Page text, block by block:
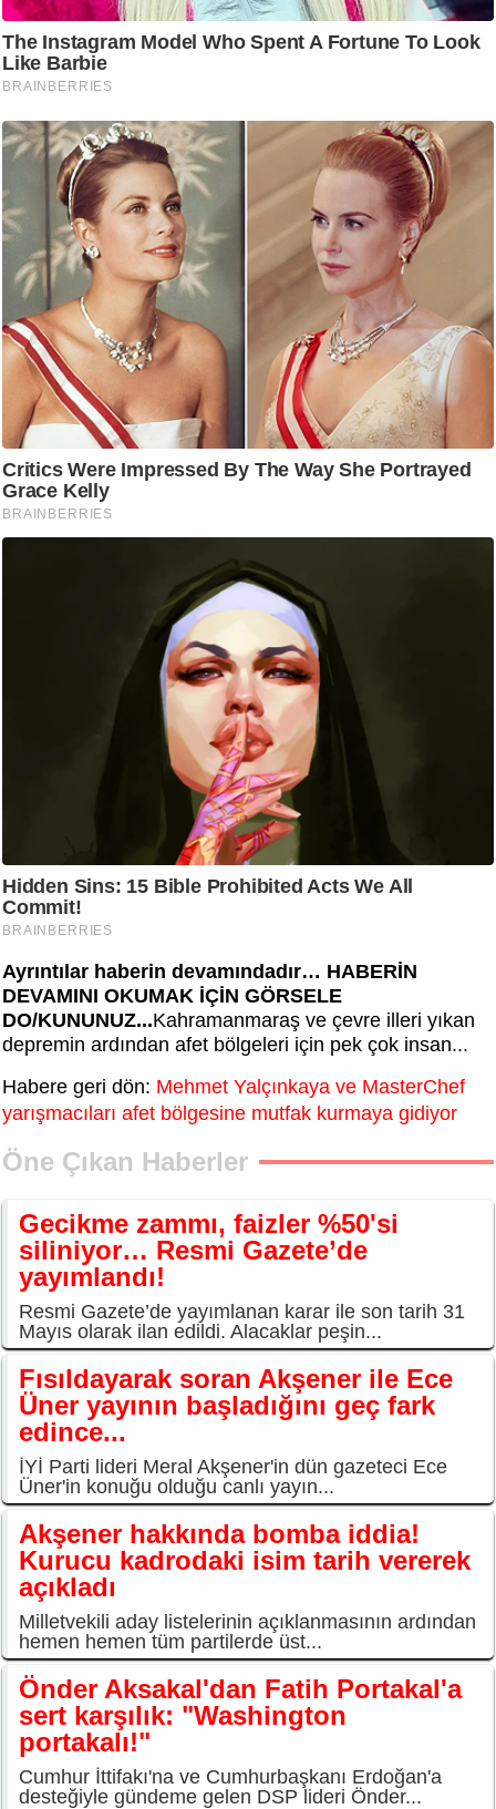
Ayrıntılar haberin devamındadır… HABERİN
DEVAMINI OKUMAK İÇİN GÖRSELE
DO/KUNUNUZ...Kahramanmaraş ve çevre illeri yıkan
depremin ardından afet bölgeleri için pek çok insan...
Habere geri dön: Mehmet Yalçınkaya ve MasterChef
yarışmacıları afet bölgesine mutfak kurmaya gidiyor
Öne Çıkan Haberler
Gecikme zammı, faizler %50'si
siliniyor… Resmi Gazete’de
yayımlandı!
Resmi Gazete’de yayımlanan karar ile son tarih 31
Mayıs olarak ilan edildi. Alacaklar peşin...
Fısıldayarak soran Akşener ile Ece
Üner yayının başladığını geç fark
edince...
İYİ Parti lideri Meral Akşener'in dün gazeteci Ece
Üner'in konuğu olduğu canlı yayın...
Akşener hakkında bomba iddia!
Kurucu kadrodaki isim tarih vererek
açıkladı
Milletvekili aday listelerinin açıklanmasının ardından
hemen hemen tüm partilerde üst...
Önder Aksakal'dan Fatih Portakal'a
sert karşılık: "Washington
portakalı!"
Cumhur İttifakı'na ve Cumhurbaşkanı Erdoğan'a
desteğiyle gündeme gelen DSP lideri Önder...